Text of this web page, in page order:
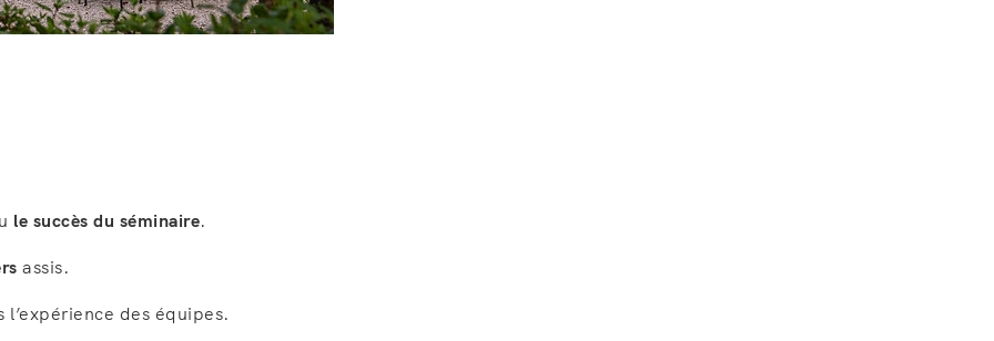
le succès du séminaire.
assis.
des équipes.